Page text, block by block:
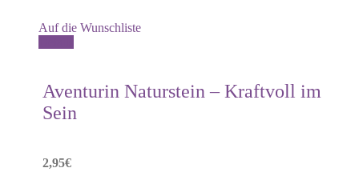
Auf die Wunschliste
Aventurin Naturstein – Kraftvoll im
Sein
2,95€